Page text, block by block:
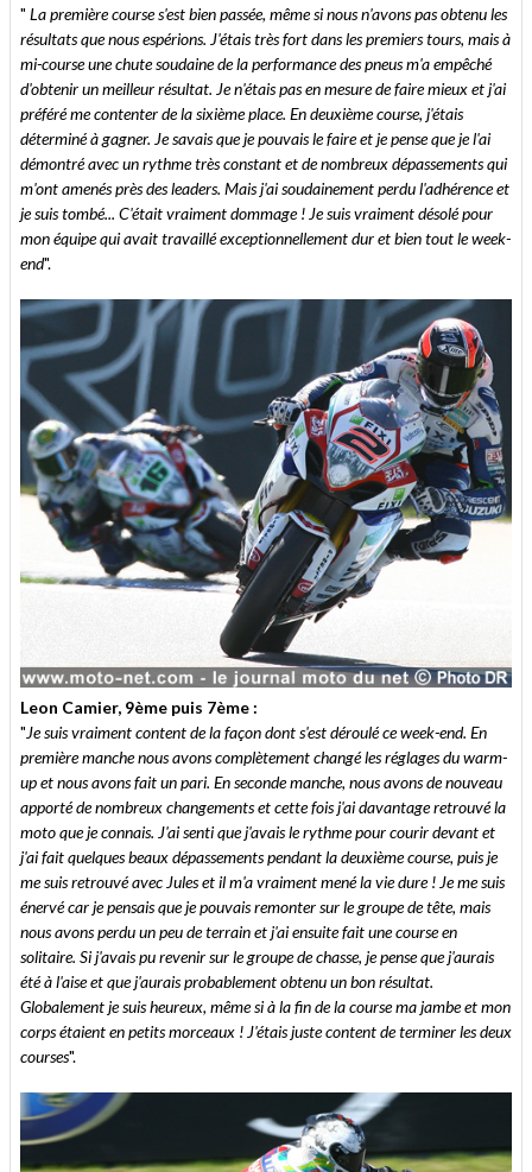
" La première course s'est bien passée, même si nous n'avons pas obtenu les
résultats que nous espérions. J'étais très fort dans les premiers tours, mais à
mi-course une chute soudaine de la performance des pneus m'a empêché
d'obtenir un meilleur résultat. Je n'étais pas en mesure de faire mieux et j'ai
préféré me contenter de la sixième place. En deuxième course, j'étais
déterminé à gagner. Je savais que je pouvais le faire et je pense que je l'ai
démontré avec un rythme très constant et de nombreux dépassements qui
m'ont amenés près des leaders. Mais j'ai soudainement perdu l'adhérence et
je suis tombé... C'était vraiment dommage ! Je suis vraiment désolé pour
mon équipe qui avait travaillé exceptionnellement dur et bien tout le week-
end".
Leon Camier, 9ème puis 7ème :
"Je suis vraiment content de la façon dont s'est déroulé ce week-end. En
première manche nous avons complètement changé les réglages du warm-
up et nous avons fait un pari. En seconde manche, nous avons de nouveau
apporté de nombreux changements et cette fois j'ai davantage retrouvé la
moto que je connais. J'ai senti que j'avais le rythme pour courir devant et
j'ai fait quelques beaux dépassements pendant la deuxième course, puis je
me suis retrouvé avec Jules et il m'a vraiment mené la vie dure ! Je me suis
énervé car je pensais que je pouvais remonter sur le groupe de tête, mais
nous avons perdu un peu de terrain et j'ai ensuite fait une course en
solitaire. Si j'avais pu revenir sur le groupe de chasse, je pense que j'aurais
été à l'aise et que j'aurais probablement obtenu un bon résultat.
Globalement je suis heureux, même si à la fin de la course ma jambe et mon
corps étaient en petits morceaux ! J'étais juste content de terminer les deux
courses".